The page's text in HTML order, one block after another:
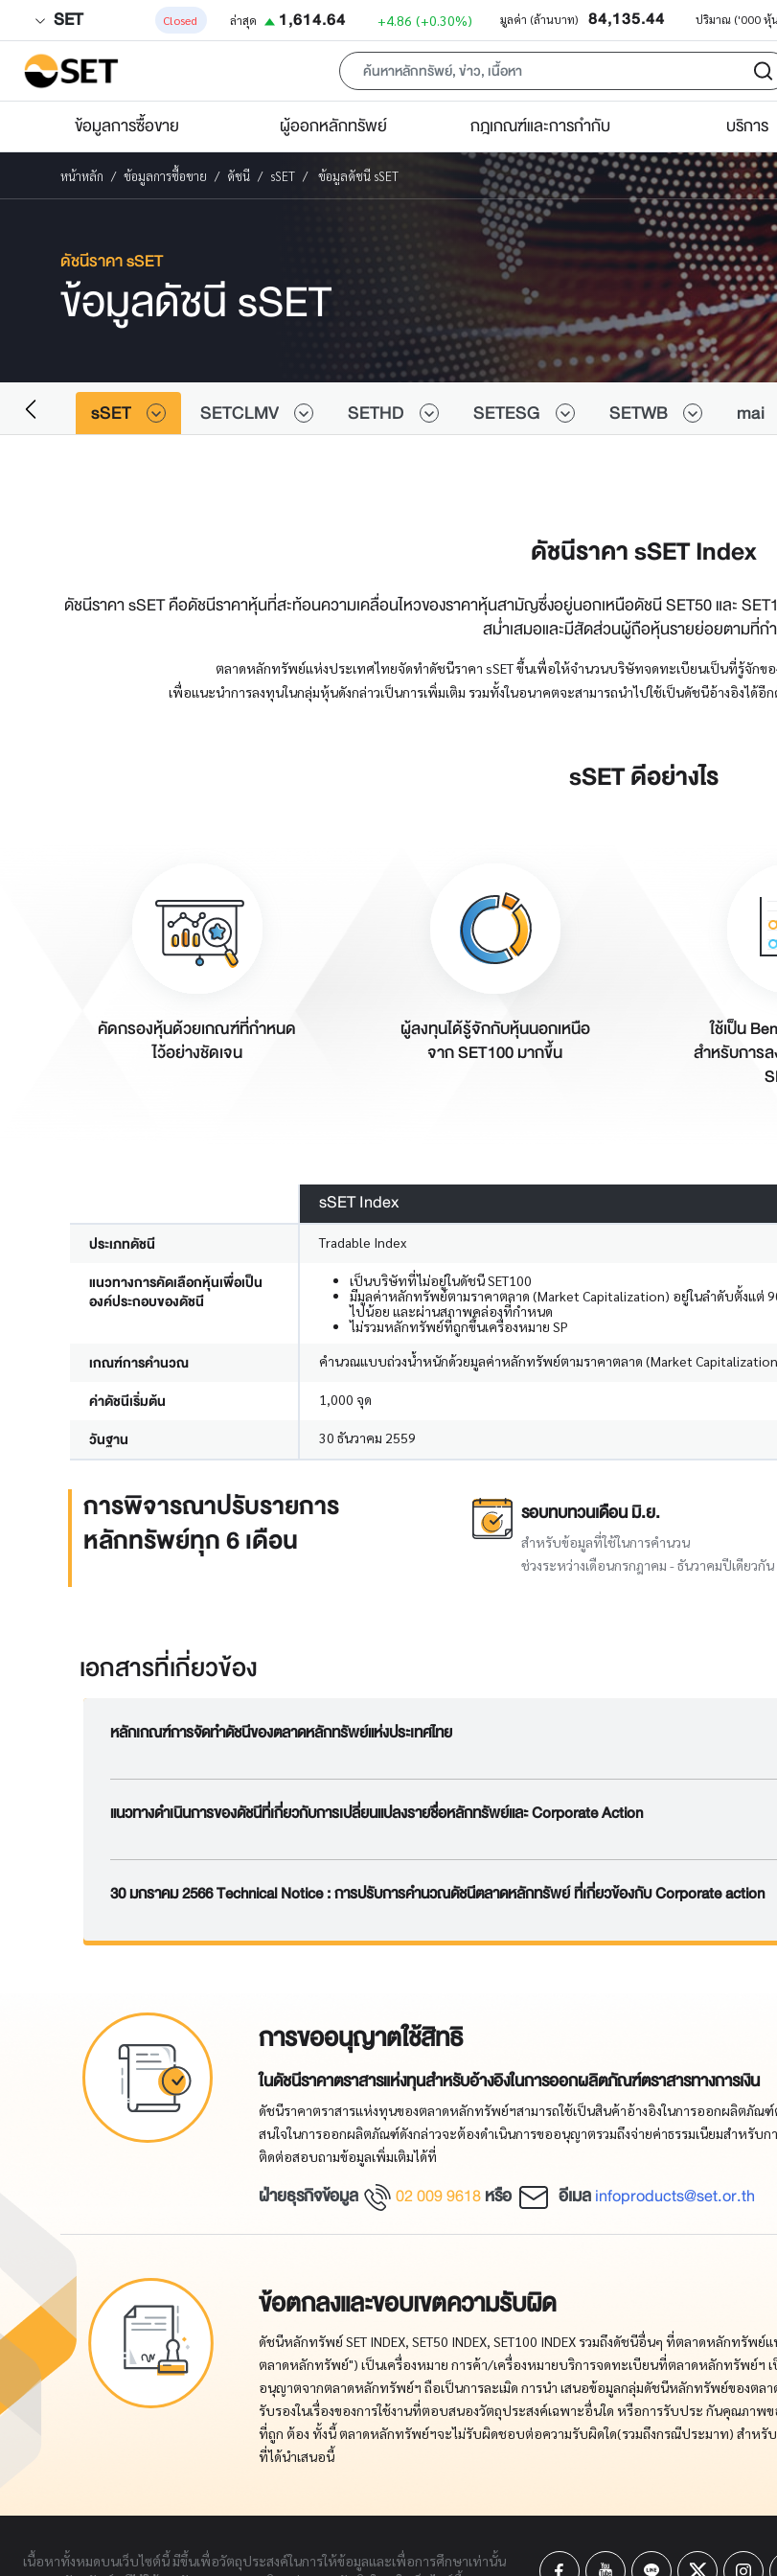
SET Closed ล่าสุด 1,614.64 +4.86 (+0.30%) มูลค่า (ล้านบาท) 84,135.44 ปริมาณ ('000 หุ้
ข้อมูลการซื้อขาย ผู้ออกหลักทรัพย์ กฎเกณฑ์และการกำกับ บริการ
หน้าหลัก ข้อมูลการซื้อขาย ดัชนี sSET ข้อมูลดัชนี sSET
ดัชนีราคา sSET
ข้อมูลดัชนี sSET
sSET SETCLMV SETHD SETESG SETWB mai
ดัชนีราคา sSET Index
ดัชนีราคา sSET คือดัชนีราคาหุ้นที่สะท้อนความเคลื่อนไหวของราคาหุ้นสามัญซึ่งอยู่นอกเหนือดัชนี SET50 และ
สม่ำเสมอและมีสัดส่วนผู้ถือหุ้นรายย่อยตามที่ก
ตลาดหลักทรัพย์แห่งประเทศไทยจัดทำดัชนีราคา sSET ขึ้นเพื่อให้จำนวนบริษัทจดทะเบียนเป็นที่รู้จักข
เพื่อแนะนำการลงทุนในกลุ่มหุ้นดังกล่าวเป็นการเพิ่มเติม รวมทั้งในอนาคตจะสามารถนำไปใช้เป็นดัชนีอ้างอิงได้อี
sSET ดีอย่างไร
คัดกรองหุ้นด้วยเกณฑ์ที่กำหนด
ไว้อย่างชัดเจน
ผู้ลงทุนได้รู้จักกับหุ้นนอกเหนือ
จาก SET100 มากขึ้น
ใช้เป็น
สำหรับการ
sSET Index
ประเภทดัชนี Tradable Index
แนวทางการคัดเลือกหุ้นเพื่อเป็น
องค์ประกอบของดัชนี
เป็นบริษัทที่ไม่อยู่ในดัชนี SET100
มีมูลค่าหลักทรัพย์ตามราคาตลาด (Market Capitalization) อยู่ในลำดับตั้งแต่
ไปน้อย และผ่านสภาพคล่องที่กำหนด
ไม่รวมหลักทรัพย์ที่ถูกขึ้นเครื่องหมาย SP
เกณฑ์การคำนวณ คำนวณแบบถ่วงน้ำหนักด้วยมูลค่าหลักทรัพย์ตามราคาตลาด (Market
ค่าดัชนีเริ่มต้น 1,000 จุด
วันฐาน 30 ธันวาคม 2559
การพิจารณาปรับรายการ
หลักทรัพย์ทุก 6 เดือน
รอบทบทวนเดือน มิ.ย.
สำหรับข้อมูลที่ใช้ในการคำนวน
ช่วงระหว่างเดือนกรกฎาคม - ธันวาคมปีเดียวกัน
เอกสารที่เกี่ยวข้อง
หลักเกณฑ์การจัดทำดัชนีของตลาดหลักทรัพย์แห่งประเทศไทย
แนวทางดำเนินการของดัชนีที่เกี่ยวกับการเปลี่ยนแปลงรายชื่อหลักทรัพย์และ Corporate Action
30 มกราคม 2566 Technical Notice : การปรับการคำนวณดัชนีตลาดหลักทรัพย์ ที่เกี่ยวข้องกับ Corporate action
การขออนุญาตใช้สิทธิ
ในดัชนีราคาตราสารแห่งทุนสำหรับอ้างอิงในการออกผลิตภัณฑ์ตราสารทางการเงิน
ดัชนีราคาตราสารแห่งทุนของตลาดหลักทรัพย์ฯสามารถใช้เป็นสินค้าอ้างอิงในการออกผลิตภัณฑ์
สนใจในการออกผลิตภัณฑ์ดังกล่าวจะต้องดำเนินการขออนุญาตรวมถึงจ่ายค่าธรรมเนียมสำหรั
ติดต่อสอบถามข้อมูลเพิ่มเติมได้ที่
ฝ่ายธุรกิจข้อมูล 02 009 9618หรือ อีเมลinfoproducts@set.or.th
ข้อตกลงและขอบเขตความรับผิด
ดัชนีหลักทรัพย์ SET INDEX, SET50 INDEX, SET100 INDEX รวมถึงดัชนีอื่นๆ ที่ตลาดหลักทรั
ตลาดหลักทรัพย์") เป็นเครื่องหมาย การค้า/เครื่องหมายบริการจดทะเบียนที่ตลาดหลักทรัพย์ฯ
อนุญาตจากตลาดหลักทรัพย์ฯ ถือเป็นการละเมิด การนำ เสนอข้อมูลกลุ่มดัชนีหลักทรัพย์ของตล
รับรองในเรื่องของการใช้งานที่ตอบสนองวัตถุประสงค์เฉพาะอื่นใด หรือการรับประ กันคุณภา
ที่ถูก ต้อง ทั้งนี้ ตลาดหลักทรัพย์ฯจะไม่รับผิดชอบต่อความรับผิดใด(รวมถึงกรณีประมาท) สำหรั
ที่ได้นำเสนอนี้
เนื้อหาทั้งหมดบนเว็บไซต์นี้ มีขึ้นเพื่อวัตถุประสงค์ในการให้ข้อมูลและเพื่อการศึกษาเท่านั้น